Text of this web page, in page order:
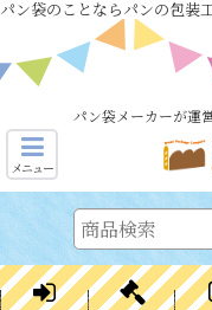
パン袋のことならパンの包
パン袋メーカーが運
メニュー